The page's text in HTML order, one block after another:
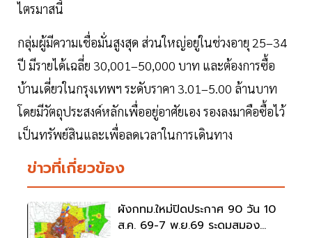
ไตรมาสนี้
กลุ่มผู้มีความเชื่อมั่นสูงสุด ส่วนใหญ่อยู่ในช่วงอายุ 25–34
ปี มีรายได้เฉลี่ย 30,001–50,000 บาท และต้องการซื้อ
บ้านเดี่ยวในกรุงเทพฯ ระดับราคา 3.01–5.00 ล้านบาท
โดยมีวัตถุประสงค์หลักเพื่ออยู่อาศัยเอง รองลงมาคือซื้อไว้
เป็นทรัพย์สินและเพื่อลดเวลาในการเดินทาง
ข่าวที่เกี่ยวข้อง
ผังกทม.ใหม่ปิดประกาศ 90 วัน 10
ส.ค. 69-7 พ.ย.69 ระดมสมอง